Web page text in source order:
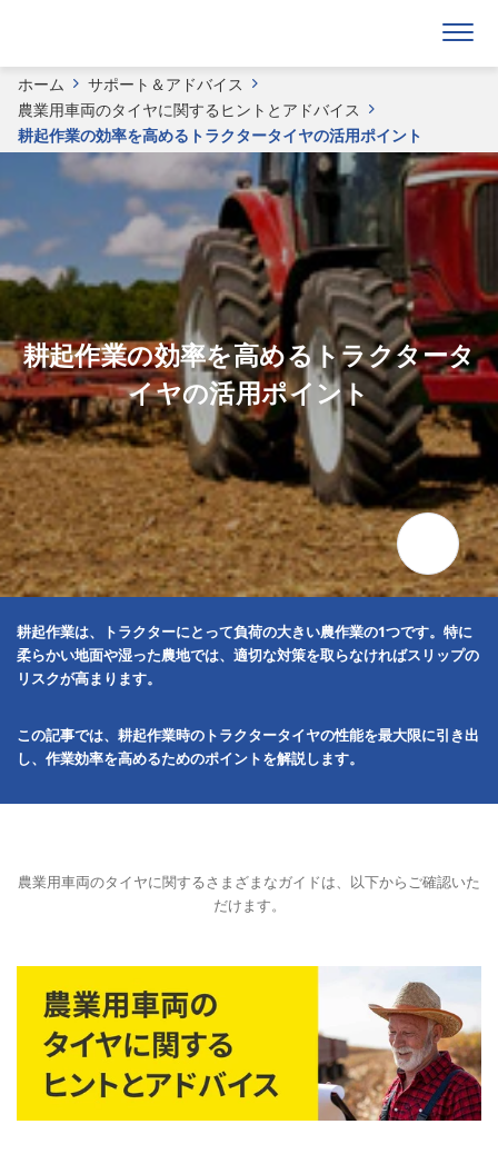
ホーム
サポート＆アドバイス
農業用車両のタイヤに関するヒントとアドバイス
耕起作業の効率を高めるトラクタータイヤの活用ポイント
耕起作業の効率を高めるトラクタータ
イヤの活用ポイント
耕起作業は、トラクターにとって負荷の大きい農作業の1つです。特に
柔らかい地面や湿った農地では、適切な対策を取らなければスリップの
リスクが高まります。
この記事では、耕起作業時のトラクタータイヤの性能を最大限に引き出
し、作業効率を高めるためのポイントを解説します。
農業用車両のタイヤに関するさまざまなガイドは、以下からご確認いた
だけます。